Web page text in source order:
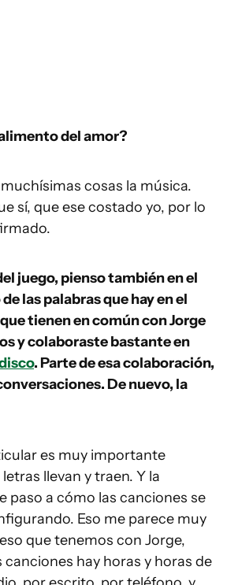
del amor?
cosas la música.
sí, que ese costado yo, por lo
juego, pienso también en el
las palabras que hay en el
tienen en común con Jorge
y colaboraste bastante en
. Parte de esa colaboración,
De nuevo, la
es muy importante
llevan y traen. Y la
paso a cómo las canciones se
Eso me parece muy
que tenemos con Jorge,
canciones hay horas y horas de